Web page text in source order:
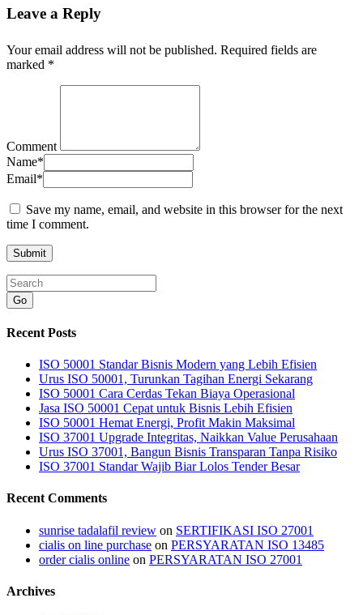
Leave a Reply
Your email address will not be published. Required fields are
marked *
Comment
Name*
Email*
Save my name, email, and website in this browser for the next
time I comment.
Go
Recent Posts
ISO 50001 Standar Bisnis Modern yang Lebih Efisien
Urus ISO 50001, Turunkan Tagihan Energi Sekarang
ISO 50001 Cara Cerdas Tekan Biaya Operasional
Jasa ISO 50001 Cepat untuk Bisnis Lebih Efisien
ISO 50001 Hemat Energi, Profit Makin Maksimal
ISO 37001 Upgrade Integritas, Naikkan Value Perusahaan
Urus ISO 37001, Bangun Bisnis Transparan Tanpa Risiko
ISO 37001 Standar Wajib Biar Lolos Tender Besar
Recent Comments
sunrise tadalafil review on SERTIFIKASI ISO 27001
cialis on line purchase on PERSYARATAN ISO 13485
order cialis online on PERSYARATAN ISO 27001
Archives